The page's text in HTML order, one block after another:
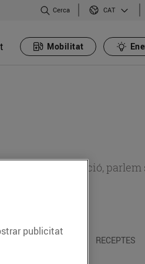
Cerca CAT
Mobilitat
sobre alimentació,
I TRADICIONS RECEPTES
publicitat